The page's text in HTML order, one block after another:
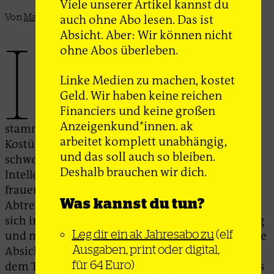
Von Malte Meyer
I
n ihrer Autobiografie erzählt Gunilla
politisch engagierten und weit über
Schweden hinaus bekannten Künstlerin.
Die aus großbürgerlichen Verhältnissen
stammende Designerin, Bühnen- und
Kostümbildnerin kämpfte als – selbst für
schwedische Verhältnisse – frühe feministische
Intellektuelle unter anderem für eine
frauenfreundliche Reformierung des
Abtreibungs- und Scheidungsrechts, engagierte
sich im Russell-Tribunal gegen den Vietnamkrieg
und machte sich nicht zuletzt auch für die soziale
Absicherung von Kulturschaffenden stark. Nach
dem Tod ihres langjährigen Lebensgefährten, des
Viele unserer Artikel kannst du
auch ohne Abo lesen. Das ist
Absicht. Aber: Wir können nicht
ohne Abos überleben.
Linke Medien zu machen, kostet
Geld. Wir haben keine reichen
Financiers und keine großen
Anzeigenkund*innen. ak
arbeitet komplett unabhängig,
und das soll auch so bleiben.
Deshalb brauchen wir dich.
Was kannst du tun?
Leg dir ein ak Jahresabo zu(elf
Ausgaben, print oder digital,
für 64 Euro)